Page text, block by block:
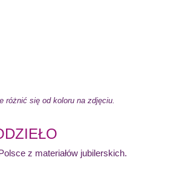
różnić się od koloru na zdjęciu.
z materiałów jubilerskich.